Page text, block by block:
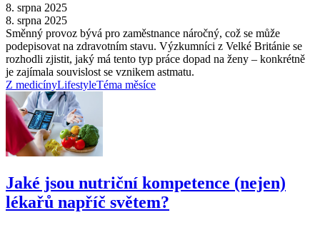
8. srpna 2025
8. srpna 2025
Směnný provoz bývá pro zaměstnance náročný, což se může
podepisovat na zdravotním stavu. Výzkumníci z Velké Británie se
rozhodli zjistit, jaký má tento typ práce dopad na ženy –⁠ konkrétně
je zajímala souvislost se vznikem astmatu.
Z medicínyLifestyleTéma měsíce
Jaké jsou nutriční kompetence (nejen)
lékařů napříč světem?